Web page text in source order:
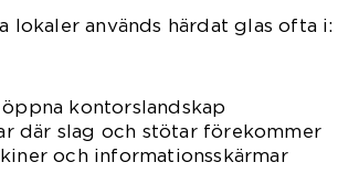
används härdat glas ofta i:
kontorslandskap
där slag och stötar förekommer
och informationsskärmar